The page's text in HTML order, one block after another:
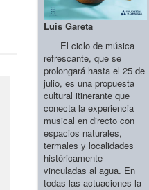
Luis Gareta
El ciclo de música
refrescante, que se
prolongará hasta el 25 de
julio, es una propuesta
cultural itinerante que
conecta la experiencia
musical en directo con
espacios naturales,
termales y localidades
históricamente
vinculadas al agua. En
todas las actuaciones la